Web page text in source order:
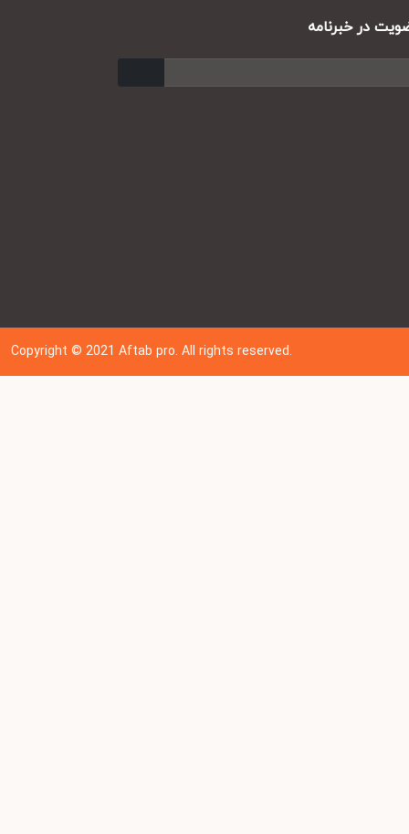
در خبرنامه
Copyright © 202 1Aftab pro. All rights reserved.